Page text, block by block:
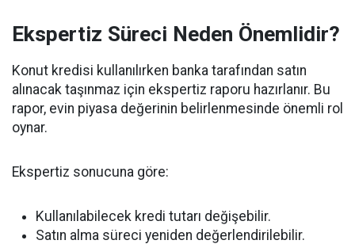
Ekspertiz Süreci Neden Önemlidir?
Konut kredisi kullanılırken banka tarafından satın
alınacak taşınmaz için ekspertiz raporu hazırlanır. Bu
rapor, evin piyasa değerinin belirlenmesinde önemli rol
oynar.
Ekspertiz sonucuna göre:
Kullanılabilecek kredi tutarı değişebilir.
Satın alma süreci yeniden değerlendirilebilir.